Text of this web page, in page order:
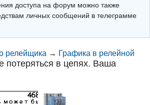
доступа на форум можно также
личных сообщений в телеграмме
релейщика → Графика в релейной
потеряться в цепях. Ваша